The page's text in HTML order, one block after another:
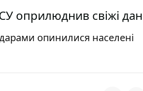
оприлюднив свіжі
опинилися населені